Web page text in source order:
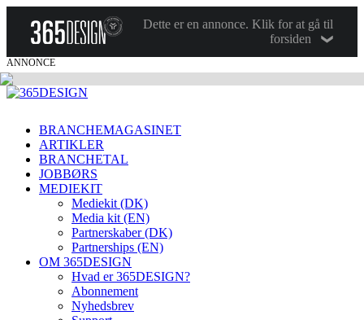
Dette er en annonce. Klik for at gå til
forsiden
ANNONCE
BRANCHEMAGASINET
ARTIKLER
BRANCHETAL
JOBBØRS
MEDIEKIT
Mediekit (DK)
Media kit (EN)
Partnerskaber (DK)
Partnerships (EN)
OM 365DESIGN
Hvad er 365DESIGN?
Abonnement
Nyhedsbrev